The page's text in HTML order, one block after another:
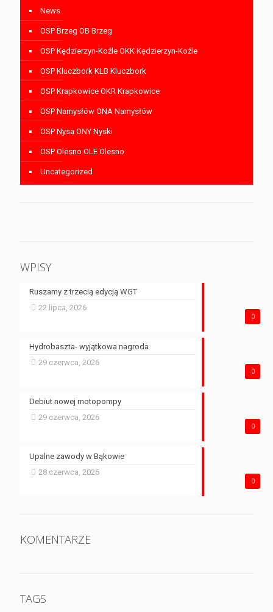
News
OSP Brzeg OB Brzeg
OSP Kędzierzyn-Koźle OKK Kędzierzyn-Koźle
OSP Kluczbork KLB Kluczbork
OSP Krapkowice OKR Krapkowice
OSP Namysłów ONA Namysłów
OSP Nysa ONY Nyski
OSP Olesno OLE Olesno
Uncategorized
WPISY
0
Ruszamy z trzecią edycją WGT
22 lipca, 2026
0
Hydrobaszta- wyjątkowa nagroda
29 czerwca, 2026
0
Debiut nowej motopompy
29 czerwca, 2026
0
Upalne zawody w Bąkowie
28 czerwca, 2026
KOMENTARZE
TAGS